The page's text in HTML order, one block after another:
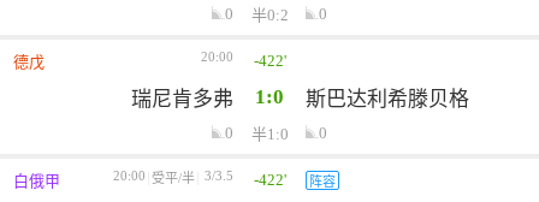
0 半0:2 0
德戊 20:00 -422'
瑞尼肯多弗 1:0 斯巴达利希滕贝格
0 半1:0 0
白俄甲 20:00 受平/半 3/3.5 -422' 阵容